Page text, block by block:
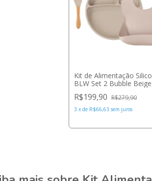
Kit de Alimentação
BLW Set 2 Bubble
R$199,90 R$279,90
3 x de R$66,63 sem juros